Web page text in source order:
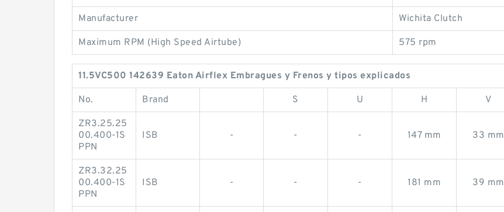
Manufacturer Wichita Clutch
Maximum RPM (High Speed Airtube) 575 rpm
11.5VC500 142639 Eaton Airflex Embragues y Frenos y tipos explicados
No. Brand S U H V
ZR3.25.25
00.400-1S
PPN
ISB - - - 147 mm 33 mm
ZR3.32.25
00.400-1S
PPN
ISB - - - 181 mm 39 mm